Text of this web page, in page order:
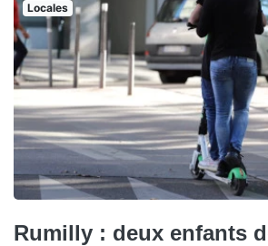
Locales
Rumilly : deux enfants